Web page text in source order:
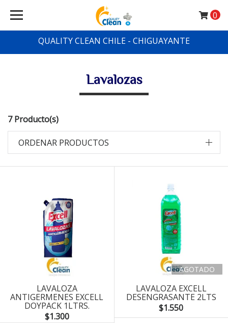
QUALITY CLEAN CHILE - CHIGUAYANTE
0
Lavalozas
7 Producto(s)
ORDENAR PRODUCTOS
LAVALOZA
ANTIGERMENES EXCELL
DOYPACK 1LTRS.
$1.300
AGOTADO
LAVALOZA EXCELL
DESENGRASANTE 2LTS
$1.550